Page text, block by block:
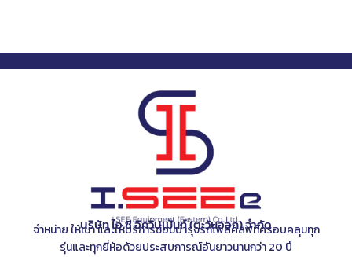
บริษัท ไอ.ซี อิควิปเม้นท์ (ตะวันออก) จำกัด
จำหน่าย ให้เช่า และให้บริการซ่อมบำรุงรถโฟล์คลิฟท์ครอบคลุมทุก
รุ่นและทุกยี่ห้อด้วยประสบการณ์อันยาวนานกว่า 20 ปี